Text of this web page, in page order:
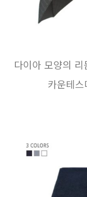
다이아 모양의
카운테